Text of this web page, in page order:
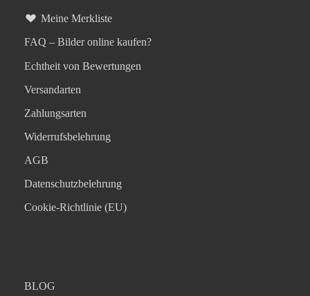
Meine Merkliste
FAQ – Bilder online kaufen?
Echtheit von Bewertungen
Versandarten
Zahlungsarten
Widerrufsbelehrung
AGB
Datenschutzbelehrung
Cookie-Richtlinie (EU)
BLOG